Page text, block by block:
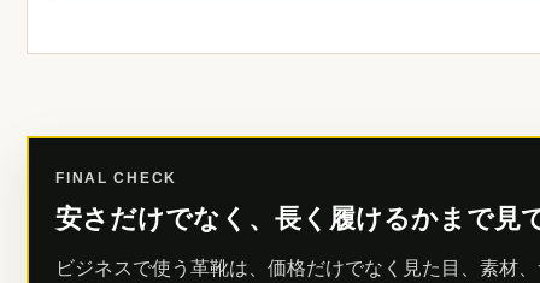
FINAL CHECK
安さだけでなく、長く履けるかまで見
ビジネスで使う革靴は、価格だけでなく見た目、素材